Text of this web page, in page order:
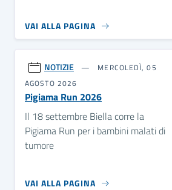
VAI ALLA PAGINA
NOTIZIE
MERCOLEDÌ, 05
AGOSTO 2026
Pigiama Run 2026
Il 18 settembre Biella corre la
Pigiama Run per i bambini malati di
tumore
VAI ALLA PAGINA